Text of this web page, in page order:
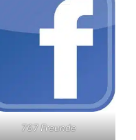
767 Freunde